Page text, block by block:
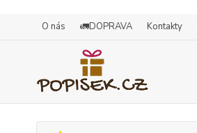
O nás 🚛DOPRAVA Kontakty